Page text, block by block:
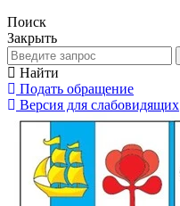
Поиск
Закрыть
Найти
Подать обращение
Версия для слабовидящих